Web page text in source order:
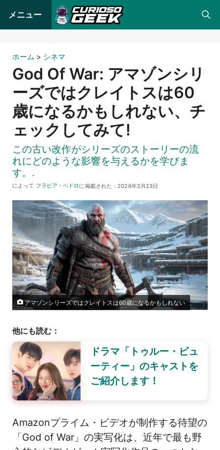
ン
メニュー
ホーム > シネマ
God Of War: アマゾンシリ
ーズではクレイトスは60
歳になるかもしれない、チ
ェックしてみて!
この古い改作がシリーズのストーリーの流
れにどのような影響を与えるかを学びま
す。.
に掲載された： 2026年2月23日
によって フラビア・ペドロ
アマゾンシリーズではクレイトスは60歳になるかもしれない
他にも読む：
ドラマ「トゥルー・ビュ
ーティー」のキャストを
ご紹介します！
Amazonプライム・ビデオが制作する待望の
「God of War」の実写化は、近年で最も野